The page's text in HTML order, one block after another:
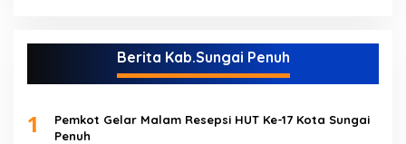
Berita Kab.Sungai Penuh
1
Pemkot Gelar Malam Resepsi HUT Ke-17 Kota Sungai
Penuh